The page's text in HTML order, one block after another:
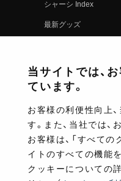
シャーシ Index
最新グッズ
コンプリート
当サイトでは、
ています。
お客様の利便性向上
す。また、当社では、
お客様は、「すべて
イトのすべての機能
クッキーについての